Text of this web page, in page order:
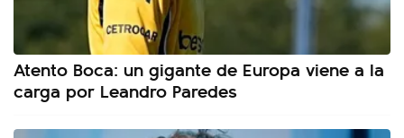
Atento Boca: un gigante de Europa viene a la
carga por Leandro Paredes